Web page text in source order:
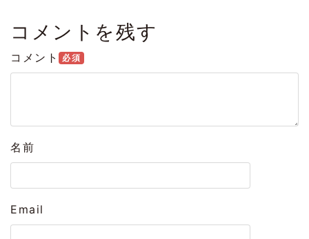
コメントを残す
コメント 必須
名前
Email